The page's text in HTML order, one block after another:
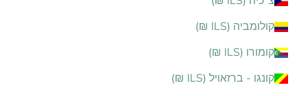
קולומביה (ILS ₪)
קומורו (ILS ₪)
קונגו - ברזאויל (ILS ₪)